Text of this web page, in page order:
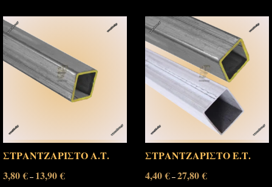
ΣΤΡΑΝΤΖΑΡΙΣΤΟ Α.Τ.
3,80€– 13,90€
ΣΤΡΑΝΤΖΑΡΙΣΤΟ Ε.Τ.
4,40€–27,80€